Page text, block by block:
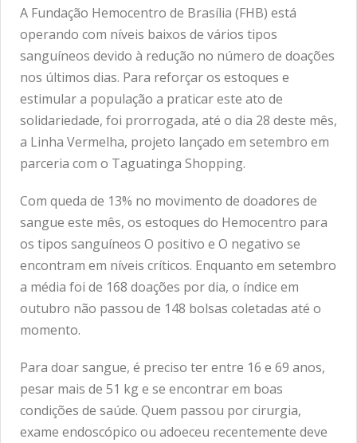
A Fundação Hemocentro de Brasília (FHB) está
operando com níveis baixos de vários tipos
sanguíneos devido à redução no número de doações
nos últimos dias. Para reforçar os estoques e
estimular a população a praticar este ato de
solidariedade, foi prorrogada, até o dia 28 deste mês,
a Linha Vermelha, projeto lançado em setembro em
parceria com o Taguatinga Shopping.
Com queda de 13% no movimento de doadores de
sangue este mês, os estoques do Hemocentro para
os tipos sanguíneos O positivo e O negativo se
encontram em níveis críticos. Enquanto em setembro
a média foi de 168 doações por dia, o índice em
outubro não passou de 148 bolsas coletadas até o
momento.
Para doar sangue, é preciso ter entre 16 e 69 anos,
pesar mais de 51 kg e se encontrar em boas
condições de saúde. Quem passou por cirurgia,
exame endoscópico ou adoeceu recentemente deve